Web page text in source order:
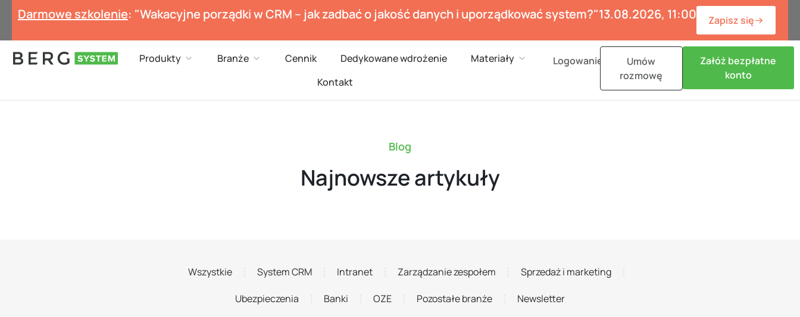
Darmowe szkolenie: "Wakacyjne porządki w CRM – jak zadbać o jakość danych i uporządkować system?"13.08.2026, 11:00 Zapisz się
Produkty Open Produkty
Branże Open Branże
Cennik Dedykowane wdrożenie Materiały Open Materiały
Kontakt
Logowanie
Umów
rozmowę
Załóż bezpłatne
konto
Blog
Najnowsze artykuły
Wszystkie System CRM Intranet Zarządzanie zespołem Sprzedaż i marketing
Ubezpieczenia Banki OZE Pozostałe branże Newsletter